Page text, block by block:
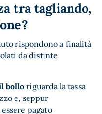
tra tagliando,
rispondono a finalità
da distinte
bollo riguarda la tassa
e, seppur
pagato